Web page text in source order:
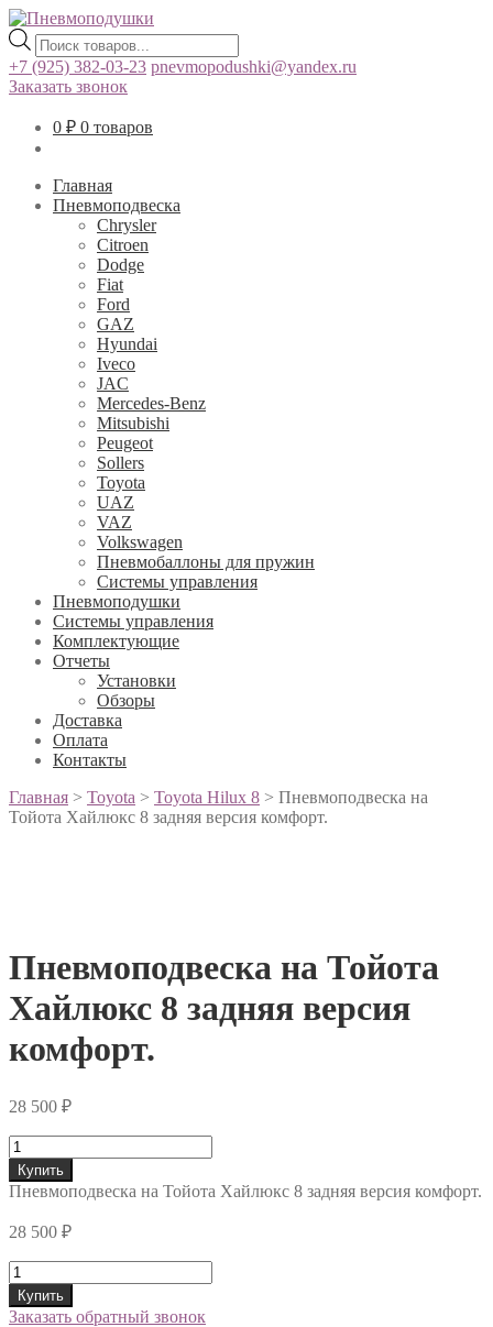
Поиск
товаров
+7 (925) 382-03-23 pnevmopodushki@yandex.ru
Заказать звонок
0 ₽ 0 товаров
Главная
Пневмоподвеска
Chrysler
Citroen
Dodge
Fiat
Ford
GAZ
Hyundai
Iveco
JAC
Mercedes-Benz
Mitsubishi
Peugeot
Sollers
Toyota
UAZ
VAZ
Volkswagen
Пневмобаллоны для пружин
Системы управления
Пневмоподушки
Системы управления
Комплектующие
Отчеты
Установки
Обзоры
Доставка
Оплата
Контакты
Главная > Toyota > Toyota Hilux 8 > Пневмоподвеска на
Тойота Хайлюкс 8 задняя версия комфорт.
Пневмоподвеска на Тойота
Хайлюкс 8 задняя версия
комфорт.
28 500 ₽
Количество
Купить
Пневмоподвеска на Тойота Хайлюкс 8 задняя версия комфорт.
28 500 ₽
Количество
Купить
Заказать обратный звонок